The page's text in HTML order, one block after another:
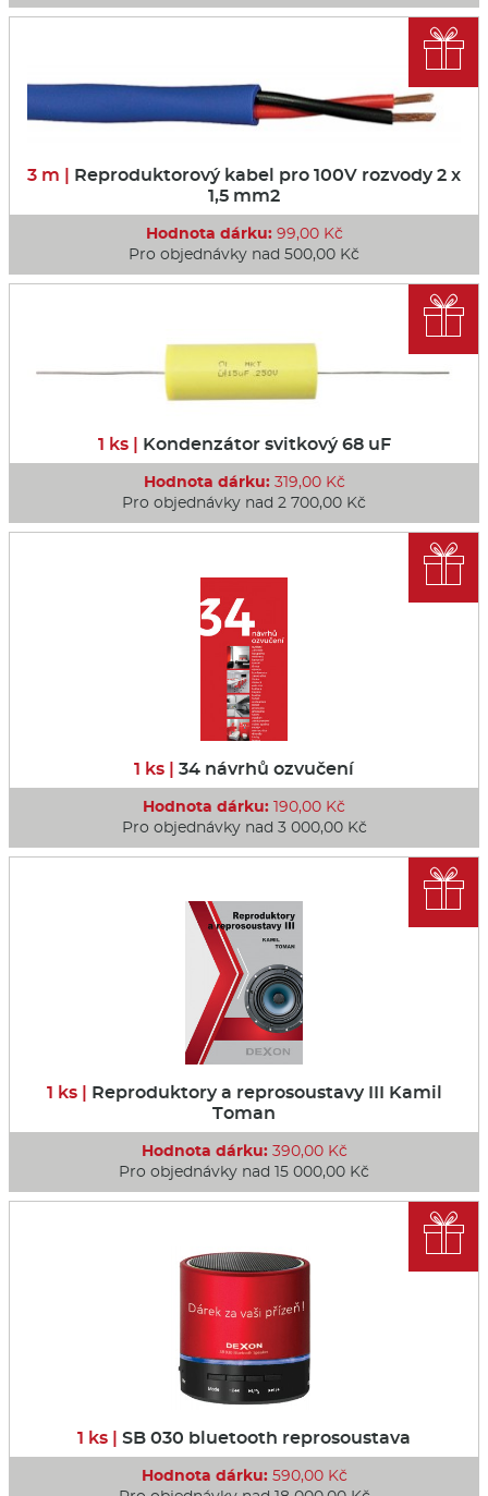
3 m | Reproduktorový kabel pro 100V rozvody 2 x
1,5 mm2
Hodnota dárku:99,00 Kč
Pro objednávky nad 500,00 Kč

1 ks | Kondenzátor svitkový 68 uF
Hodnota dárku:319,00 Kč
Pro objednávky nad 2 700,00 Kč

1 ks | 34 návrhů ozvučení
Hodnota dárku: 190,00 Kč
Pro objednávky nad 3 000,00 Kč

1 ks | Reproduktory a reprosoustavy III Kamil
Toman
Hodnota dárku:390,00 Kč
Pro objednávky nad 15 000,00 Kč

1 ks | SB 030 bluetooth reprosoustava
Hodnota dárku:590,00 Kč
